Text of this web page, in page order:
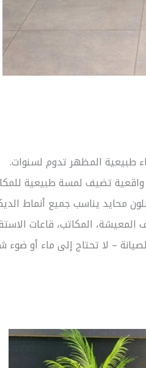
طبيعية المظهر تدوم لسنوات.
تضيف لمسة طبيعية
محايد يناسب جميع أنماط
المعيشة، المكاتب، قاعات
– لا تحتاج إلى ماء أو